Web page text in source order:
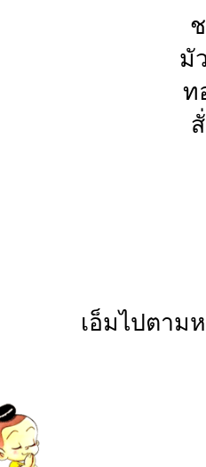
มั
ท
เอ็มไปตาม